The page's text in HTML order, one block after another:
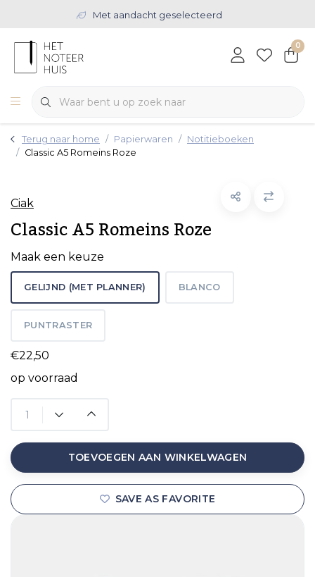
Met aandacht geselecteerd
0
Terug naar home Papierwaren
Notitieboeken
Classic A5 Romeins Roze
Ciak
Classic A5 Romeins Roze
Maak een keuze
GELIJND (MET PLANNER) BLANCO
PUNTRASTER
€22,50
op voorraad
TOEVOEGEN AAN WINKELWAGEN
SAVE AS FAVORITE